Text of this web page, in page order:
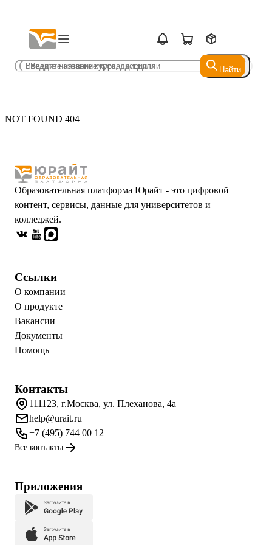
Найти
Найти
NOT FOUND 404
Образовательная платформа Юрайт - это цифровой
контент, сервисы, данные для университетов и
колледжей.
Ссылки
О компании
О продукте
Вакансии
Документы
Помощь
Контакты
111123, г.Москва, ул. Плеханова, 4а
help@urait.ru
+7 (495) 744 00 12
Все контакты
Приложения